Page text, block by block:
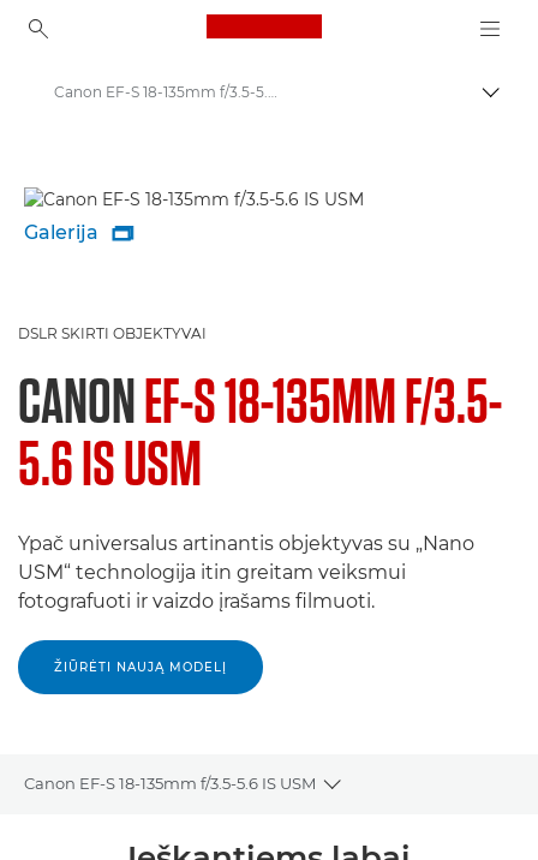
Canon Logo, back to
Canon EF-S 18-135mm f/3.5-5.6 IS USM - Objektyvai – video- ir fotoobjektyvai
Galerija 
DSLR SKIRTI OBJEKTYVAI
CANONEF-S 18-135MM F/3.5-
5.6 IS USM
Ypač universalus artinantis objektyvas su „Nano
USM“ technologija itin greitam veiksmui
fotografuoti ir vaizdo įrašams filmuoti.
ŽIŪRĖTI NAUJĄ MODELĮ
Canon EF-S 18-135mm f/3.5-5.6 IS USM
Toggle breadcrumbs
Bendrieji duomenys